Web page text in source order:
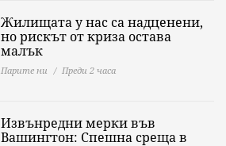
Жилищата у нас са надценени,
но рискът от криза остава
малък
Парите ни Преди 2 часа
Извънредни мерки във
Вашингтон: Спешна среща в